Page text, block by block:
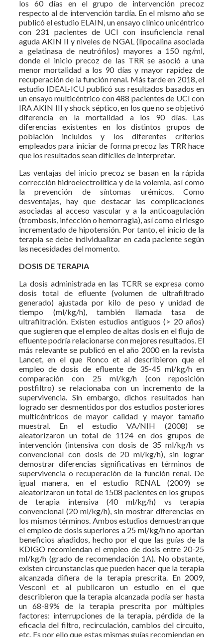
los 60 días en el grupo de intervención precoz
respecto al de intervención tardía. En el mismo año se
publicó el estudio ELAIN, un ensayo clínico unicéntrico
con 231 pacientes de UCI con insuficiencia renal
aguda AKIN II y niveles de NGAL (lipocalina asociada
a gelatinasa de neutrófilos) mayores a 150 ng/ml,
donde el inicio precoz de las TRR se asoció a una
menor mortalidad a los 90 días y mayor rapidez de
recuperación de la función renal. Más tarde en 2018, el
estudio IDEAL-ICU publicó sus resultados basados en
un ensayo multicéntrico con 488 pacientes de UCI con
IRA AKIN III y shock séptico, en los que no se objetivó
diferencia en la mortalidad a los 90 días. Las
diferencias existentes en los distintos grupos de
población incluidos y los diferentes criterios
empleados para iniciar de forma precoz las TRR hace
que los resultados sean difíciles de interpretar.
Las ventajas del inicio precoz se basan en la rápida
corrección hidroelectrolítica y de la volemia, así como
la prevención de síntomas urémicos. Como
desventajas, hay que destacar las complicaciones
asociadas al acceso vascular y a la anticoagulación
(trombosis, infección o hemorragia), así como el riesgo
incrementado de hipotensión. Por tanto, el inicio de la
terapia se debe individualizar en cada paciente según
las necesidades del momento.
DOSIS DE TERAPIA
La dosis administrada en las TCRR se expresa como
dosis total de efluente (volumen de ultrafiltrado
generado) ajustada por kilo de peso y unidad de
tiempo (ml/kg/h), también llamada tasa de
ultrafiltración. Existen estudios antiguos (> 20 años)
que sugieren que el empleo de altas dosis en el flujo de
efluente podría relacionarse con mejores resultados. El
más relevante se publicó en el año 2000 en la revista
Lancet, en el que Ronco et al describieron que el
empleo de dosis de efluente de 35-45 ml/kg/h en
comparación con 25 ml/kg/h (con reposición
postfiltro) se relacionaba con un incremento de la
supervivencia. Sin embargo, dichos resultados han
logrado ser desmentidos por dos estudios posteriores
multicéntricos de mayor calidad y mayor tamaño
muestral. En el estudio VA/NIH (2008) se
aleatorizaron un total de 1124 en dos grupos de
intervención (intensiva con dosis de 35 ml/kg/h vs
convencional con dosis de 20 ml/kg/h), sin lograr
demostrar diferencias significativas en términos de
supervivencia o recuperación de la función renal. De
igual manera, en el estudio RENAL (2009) se
aleatorizaron un total de 1508 pacientes en los grupos
de terapia intensiva (40 ml/kg/h) vs terapia
convencional (20 ml/kg/h), sin mostrar diferencias en
los mismos términos. Ambos estudios demuestran que
el empleo de dosis superiores a 25 ml/kg/h no aportan
beneficios añadidos, hecho por el que las guías de la
KDIGO recomiendan el empleo de dosis entre 20-25
ml/kg/h (grado de recomendación 1A). No obstante,
existen circunstancias que pueden hacer que la terapia
alcanzada difiera de la terapia prescrita. En 2009,
Vesconi et al publicaron un estudio en el que
describieron que la terapia alcanzada podía ser hasta
un 68-89% de la terapia prescrita por múltiples
factores: interrupciones de la terapia, pérdida de la
eficacia del filtro, recirculación, cambios del circuito,
etc. Es por ello que estas mismas guías recomiendan en